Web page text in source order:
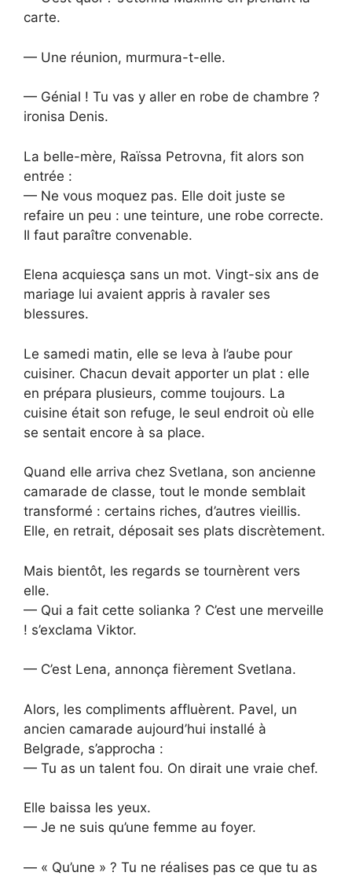
carte.
— Une réunion, murmura-t-elle.
— Génial ! Tu vas y aller en robe de chambre ?
ironisa Denis.
La belle-mère, Raïssa Petrovna, fit alors son
entrée :
— Ne vous moquez pas. Elle doit juste se
refaire un peu : une teinture, une robe correcte.
Il faut paraître convenable.
Elena acquiesça sans un mot. Vingt-six ans de
mariage lui avaient appris à ravaler ses
blessures.
Le samedi matin, elle se leva à l’aube pour
cuisiner. Chacun devait apporter un plat : elle
en prépara plusieurs, comme toujours. La
cuisine était son refuge, le seul endroit où elle
se sentait encore à sa place.
Quand elle arriva chez Svetlana, son ancienne
camarade de classe, tout le monde semblait
transformé : certains riches, d’autres vieillis.
Elle, en retrait, déposait ses plats discrètement.
Mais bientôt, les regards se tournèrent vers
elle.
— Qui a fait cette solianka ? C’est une merveille
! s’exclama Viktor.
— C’est Lena, annonça fièrement Svetlana.
Alors, les compliments affluèrent. Pavel, un
ancien camarade aujourd’hui installé à
Belgrade, s’approcha :
— Tu as un talent fou. On dirait une vraie chef.
Elle baissa les yeux.
— Je ne suis qu’une femme au foyer.
— « Qu’une » ? Tu ne réalises pas ce que tu as